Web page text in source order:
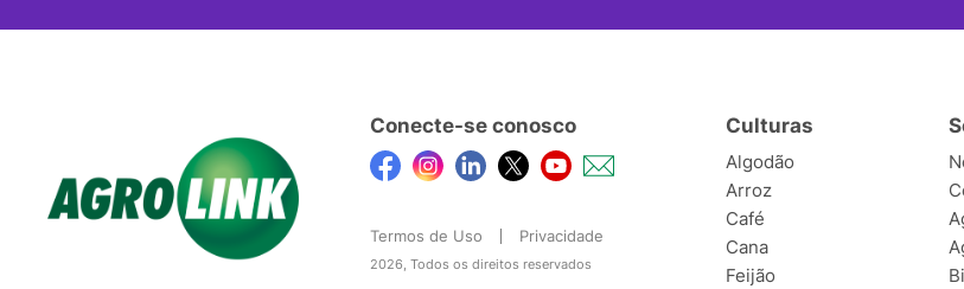
Conecte-se conosco
Termos de Uso Privacidade
2026, Todos os direitos reservados
Culturas
Algodão
Arroz
Café
Cana
Feijão